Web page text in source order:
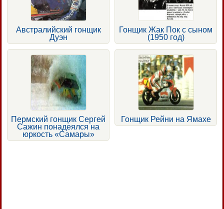
Австралийский гонщик
Дуэн
Гонщик Жак Пок с сыном
(1950 год)
Пермский гонщик Сергей
Сажин понадеялся на
юркость «Самары»
Гонщик Рейни на Ямахе